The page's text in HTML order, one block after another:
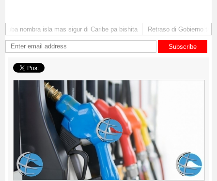
nombra isla mas sigur di Caribe pa bishita Retraso di Gobierno ta
Subscribe